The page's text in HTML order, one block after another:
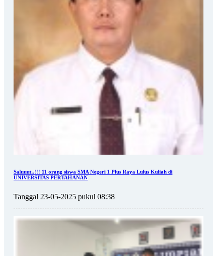
Saluuut..!!! 11 orang siswa SMA Negeri 1 Plus Raya Lulus Kuliah di
UNIVERSITAS PERTAHANAN
Tanggal 23-05-2025 pukul 08:38